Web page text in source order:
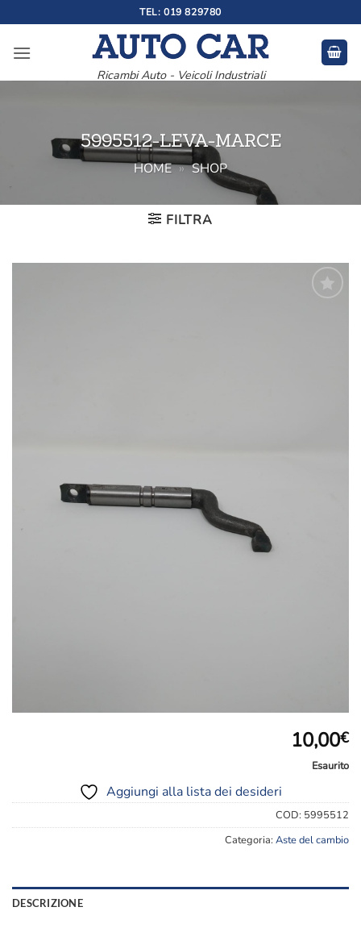
ai
contenuti
TEL: 019 829780
Ricambi Auto - Veicoli Industriali
5995512-LEVA-MARCE
HOME » SHOP
FILTRA
10,00€
Esaurito
Aggiungi alla lista dei desideri
COD: 5995512
Categoria: Aste del cambio
DESCRIZIONE